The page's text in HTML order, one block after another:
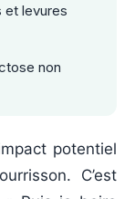
et levures
non
potentiel
C’est